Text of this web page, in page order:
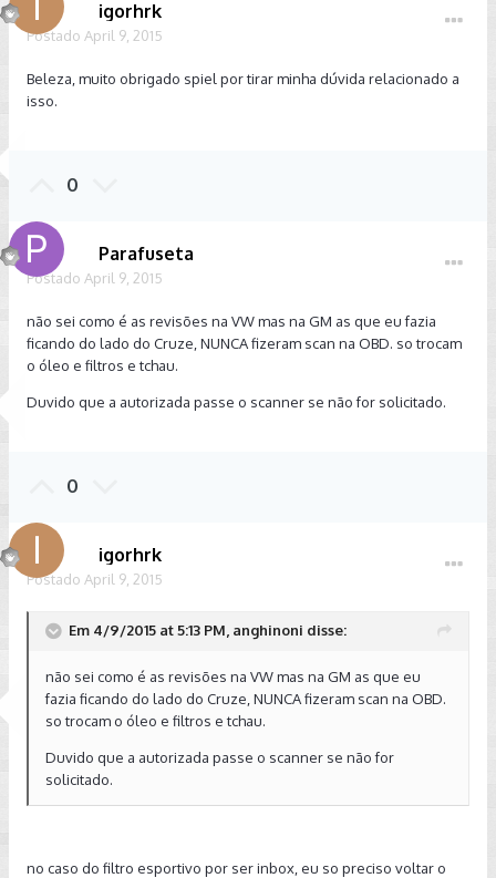
igorhrk
Postado April 9, 2015
Beleza, muito obrigado spiel por tirar minha dúvida relacionado a
isso.
0
Parafuseta
Postado April 9, 2015
não sei como é as revisões na VW mas na GM as que eu fazia
ficando do lado do Cruze, NUNCA fizeram scan na OBD. so trocam
o óleo e filtros e tchau.
Duvido que a autorizada passe o scanner se não for solicitado.
0
igorhrk
Postado April 9, 2015
Em 4/9/2015 at 5:13 PM, anghinoni disse:
não sei como é as revisões na VW mas na GM as que eu
fazia ficando do lado do Cruze, NUNCA fizeram scan na OBD.
so trocam o óleo e filtros e tchau.
Duvido que a autorizada passe o scanner se não for
solicitado.
no caso do filtro esportivo por ser inbox, eu so preciso voltar o